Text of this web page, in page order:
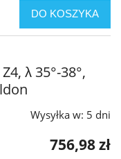
DO KOSZYKA
λ 35°-38°,
Wysyłka w: 5 dni
756,98 zł